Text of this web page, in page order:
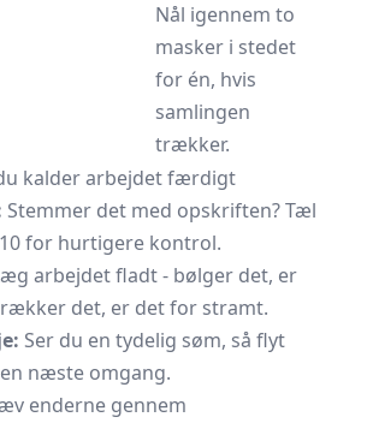
Nål igennem to
masker i stedet
for én, hvis
samlingen
trækker.
kalder arbejdet færdigt
Stemmer det med opskriften? Tæl
for hurtigere kontrol.
arbejdet fladt - bølger det, er
det, er det for stramt.
Ser du en tydelig søm, så flyt
næste omgang.
enderne gennem